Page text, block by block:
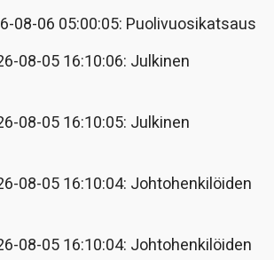
08-06 05:00:05: Puolivuosikatsaus
08-05 16:10:06: Julkinen
08-05 16:10:05: Julkinen
08-05 16:10:04: Johtohenkilöiden
08-05 16:10:04: Johtohenkilöiden